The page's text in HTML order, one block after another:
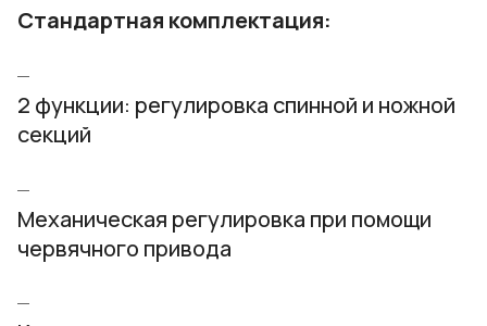
Стандартная комплектация:
2 функции: регулировка спинной и ножной
секций
Механическая регулировка при помощи
червячного привода